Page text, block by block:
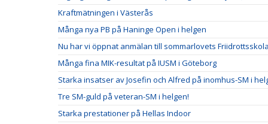
Kraftmätningen i Västerås
Många nya PB på Haninge Open i helgen
Nu har vi öppnat anmälan till sommarlovets Friidrottsskola
Många fina MIK-resultat på IUSM i Göteborg
Starka insatser av Josefin och Alfred på inomhus-SM i
Tre SM-guld på veteran-SM i helgen!
Starka prestationer på Hellas Indoor